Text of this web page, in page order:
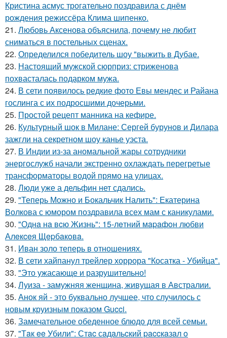
Кристина асмус трогательно поздравила с днём
рождения режиссёра Клима шипенко.
21. Любовь Аксенова объяснила, почему не любит
сниматься в постельных сценах.
22. Определился победитель шоу "выжить в Дубае.
23. Настоящий мужской сюрприз: стриженова
похвасталась подарком мужа.
24. В сети появилось редкие фото Евы мендес и Райана
гослинга с их подросшими дочерьми.
25. Простой рецепт манника на кефире.
26. Культурный шок в Милане: Сергей бурунов и Дилара
зажгли на секретном шоу канье уэста.
27. В Индии из-за аномальной жары сотрудники
энергослужб начали экстренно охлаждать перегретые
трансформаторы водой прямо на улицах.
28. Люди уже а дельфин нет сдались.
29. "Теперь Можно и Бокальчик Налить": Екатерина
Волкова с юмором поздравила всех мам с каникулами.
30. "Однa нa вcю Жизнь": 15-лeтний мapaфoн любви
Алeкceя Щepбaкoвa.
31. Иван золо теперь в отношениях.
32. В сети хайпанул трейлер хоррора "Косатка - Убийца".
33. "Это ужасающе и разрушительно!
34. Луиза - замужняя женщина, живущая в Австралии.
35. Анок яй - это буквально лучшее, что случилось с
новым круизным показом Gucci.
36. Замечательное обеденное блюдо для всей семьи.
37. "Тaк ee Убили": Стac сaдaльcкий paccкaзaл o